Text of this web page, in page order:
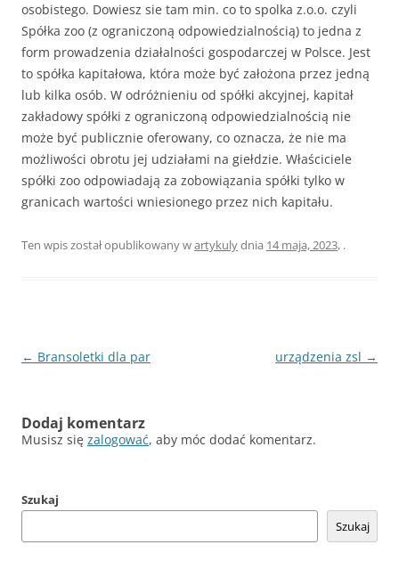
osobistego. Dowiesz sie tam min. co to spolka z.o.o. czyli
Spółka zoo (z ograniczoną odpowiedzialnością) to jedna z
form prowadzenia działalności gospodarczej w Polsce. Jest
to spółka kapitałowa, która może być założona przez jedną
lub kilka osób. W odróżnieniu od spółki akcyjnej, kapitał
zakładowy spółki z ograniczoną odpowiedzialnością nie
może być publicznie oferowany, co oznacza, że nie ma
możliwości obrotu jej udziałami na giełdzie. Właściciele
spółki zoo odpowiadają za zobowiązania spółki tylko w
granicach wartości wniesionego przez nich kapitału.
Ten wpis został opublikowany wartykulydnia 14 maja, 2023, .
Nawigacja
← Bransoletki dla par urządzenia zsl →
Dodaj komentarz
Musisz się zalogować, aby móc dodać komentarz.
Szukaj
Szukaj